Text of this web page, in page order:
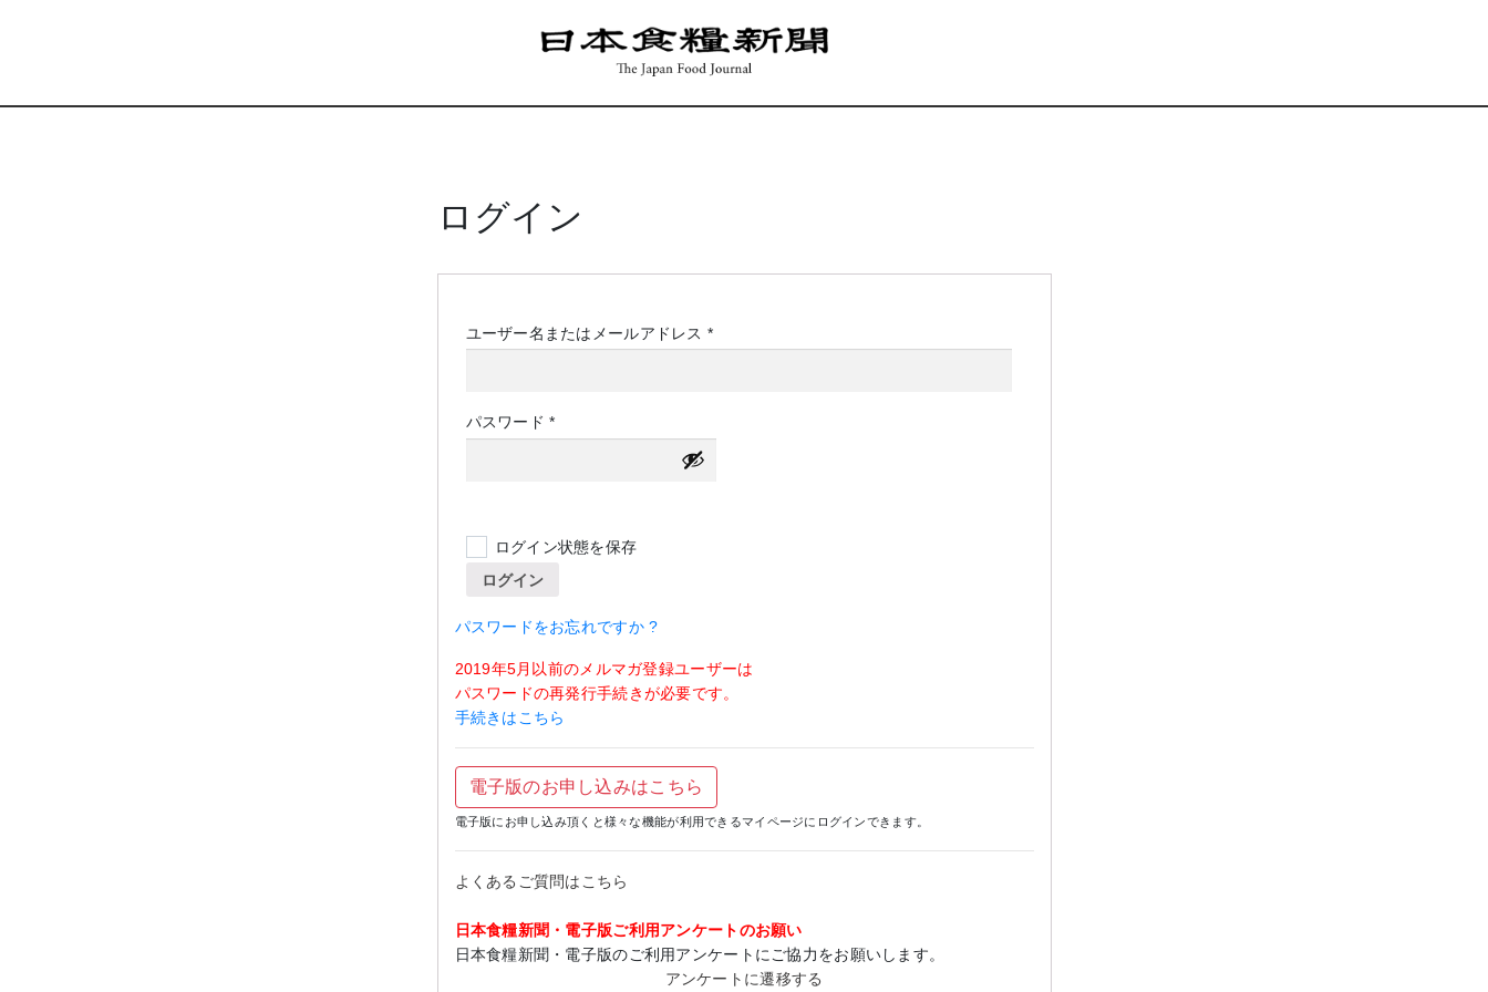
ログイン
ユーザー名またはメールアドレス *必
パスワード*必
須
ログイン状態を保存
ログイン
パスワードをお忘れですか ?
2019年5月以前のメルマガ登録ユーザーは
パスワードの再発行手続きが必要です。
手続きはこちら
電子版のお申し込みはこちら
電子版にお申し込み頂くと様々な機能が利用できるマイページにログインできます。
よくあるご質問はこちら
日本食糧新聞・電子版ご利用アンケートのお願い
日本食糧新聞・電子版のご利用アンケートにご協力をお願いします。
アンケートに遷移する